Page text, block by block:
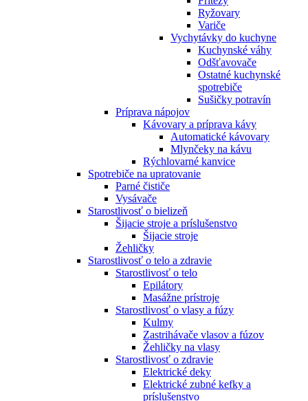
Ryžovary
Variče
Vychytávky do kuchyne
Kuchynské váhy
Odšťavovače
Ostatné kuchynské
spotrebiče
Sušičky potravín
Príprava nápojov
Kávovary a príprava kávy
Automatické kávovary
Mlynčeky na kávu
Rýchlovarné kanvice
Spotrebiče na upratovanie
Parné čističe
Vysávače
Starostlivosť o bielizeň
Šijacie stroje a príslušenstvo
Šijacie stroje
Žehličky
Starostlivosť o telo a zdravie
Starostlivosť o telo
Epilátory
Masážne prístroje
Starostlivosť o vlasy a fúzy
Kulmy
Zastrihávače vlasov a fúzov
Žehličky na vlasy
Starostlivosť o zdravie
Elektrické deky
Elektrické zubné kefky a
príslušenstvo